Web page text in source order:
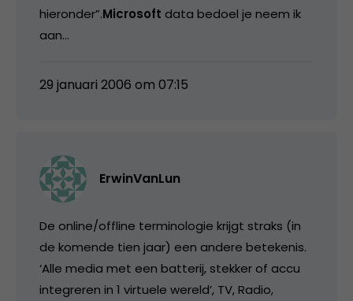
hieronder”.Microsoft data bedoel je neem ik
aan…
29 januari 2006 om 07:15
ErwinVanLun
De online/offline terminologie krijgt straks (in
de komende tien jaar) een andere betekenis.
‘Alle media met een batterij, stekker of accu
integreren in 1 virtuele wereld’, TV, Radio,